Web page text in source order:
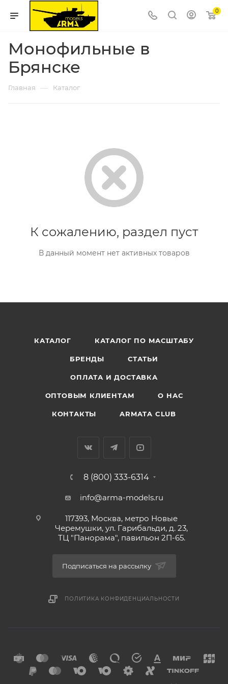
0
Монофильные в
Брянске
Главная — Каталог
К сожалению, раздел пуст
В данный момент нет активных товаров
КАТАЛОГ КАТАЛОГ ПО МАСШТАБУ
БРЕНДЫ СТАТЬИ
ОПЛАТА И ДОСТАВКА
ОПТОВЫМ КЛИЕНТАМ О НАС
КОНТАКТЫ ARMATA CLUB
8 (800) 333-6314
info@arma-models.ru
117393, Москва, метро Новые
Черемушки, ул. Гарибальди, д. 23,
ТЦ "Панорама", павильон 2П-65.
Подписаться на рассылку
ПОЛИТИКА КОНФИДЕНЦИАЛЬНОСТИ